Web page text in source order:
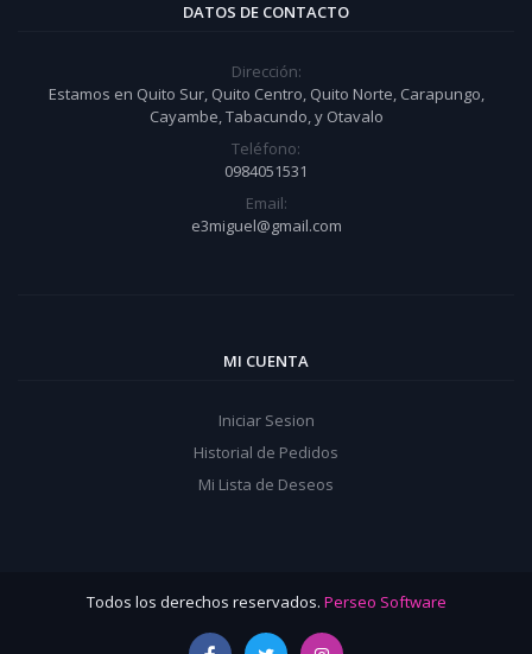
DATOS DE CONTACTO
Dirección:
Estamos en Quito Sur, Quito Centro, Quito Norte, Carapungo,
Cayambe, Tabacundo, y Otavalo
Teléfono:
0984051531
Email:
e3miguel@gmail.com
MI CUENTA
Iniciar Sesion
Historial de Pedidos
Mi Lista de Deseos
Todos los derechos reservados. Perseo Software